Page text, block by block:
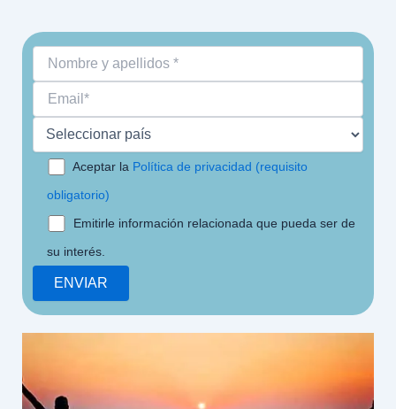
Aceptar la Política de privacidad (requisito
obligatorio)
Emitirle información relacionada que pueda ser de
su interés.